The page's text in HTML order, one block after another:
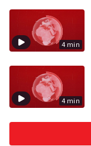
4 min
4 min